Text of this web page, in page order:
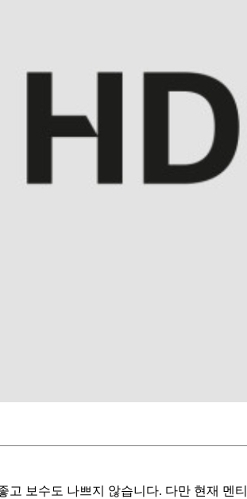
고 보수도 나쁘지 않습니다. 다만 현재